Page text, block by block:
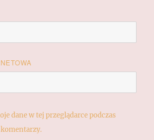
dane w tej przeglądarce podczas